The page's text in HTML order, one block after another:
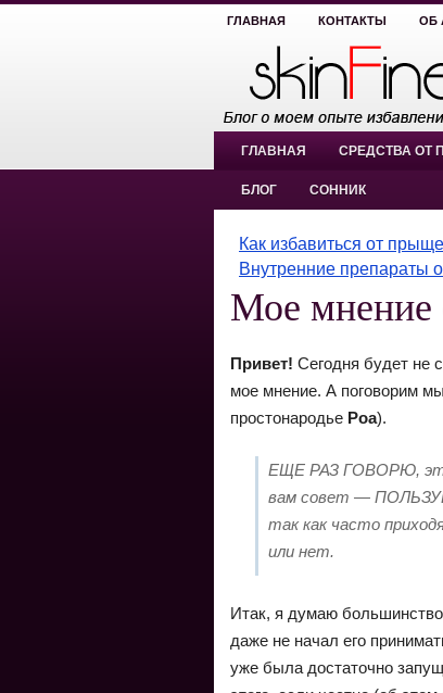
ГЛАВНАЯ КОНТАКТЫ ОБ
ГЛАВНАЯ СРЕДСТВА ОТ
БЛОГ СОННИК
Как избавиться от
Внутренние препараты
Мое мнение
Привет! Сегодня будет не
мое мнение. А поговорим
простонародье Роа).
ЕЩЕ РАЗ ГОВОРЮ, это
вам совет —
так как часто
или нет.
Итак, я думаю
даже не начал его
уже была достаточно